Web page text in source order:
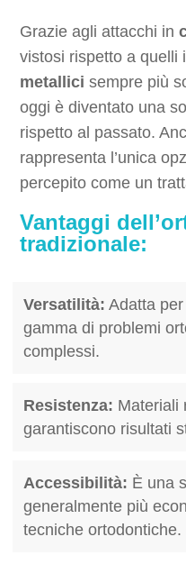
Grazie agli attacchi in
vistosi rispetto a
metallici sempre più
oggi è diventato una
rispetto al passato.
rappresenta l’unica
percepito come un
Vantaggi
tradizionale:
Versatilità: Adatta
gamma di problemi
complessi.
Resistenza: Materiali
garantiscono risultati
Accessibilità: È una
generalmente più
tecniche ortodontiche.